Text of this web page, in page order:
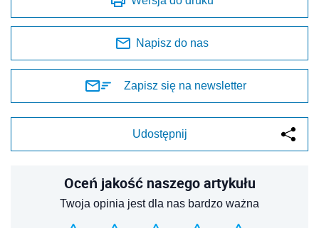
Napisz do nas
Zapisz się na newsletter
Udostępnij
Oceń jakość naszego artykułu
Twoja opinia jest dla nas bardzo ważna